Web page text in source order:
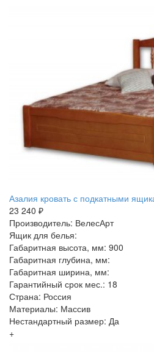
Азалия кровать с подкатными
23 240 ₽
Производитель: ВелесАрт
Ящик для белья:
Габаритная высота, мм: 900
Габаритная глубина, мм:
Габаритная ширина, мм:
Гарантийный срок мес.: 18
Страна: Россия
Материалы: Массив
Нестандартный размер: Да
+